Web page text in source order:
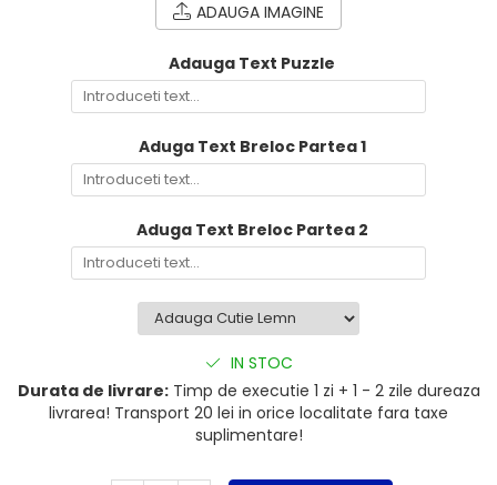
ADAUGA IMAGINE
Adauga Text Puzzle
Aduga Text Breloc Partea 1
Aduga Text Breloc Partea 2
IN STOC
Durata de livrare:Timp de executie 1 zi + 1 - 2 zile dureaza
livrarea! Transport 20 lei in orice localitate fara taxe
suplimentare!